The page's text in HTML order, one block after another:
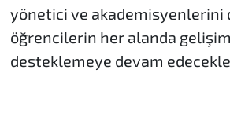
yönetici ve akademisyenlerini
öğrencilerin her alanda
desteklemeye devam